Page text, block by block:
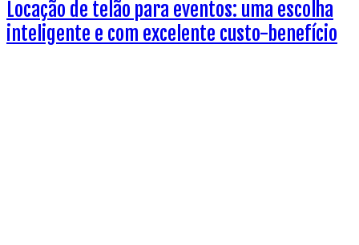
Locação de telão para eventos: uma escolha
inteligente e com excelente custo-benefício